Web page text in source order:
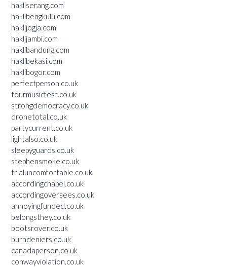
hakliserang.com
haklibengkulu.com
haklijogja.com
haklijambi.com
haklibandung.com
haklibekasi.com
haklibogor.com
perfectperson.co.uk
tourmusicfest.co.uk
strongdemocracy.co.uk
dronetotal.co.uk
partycurrent.co.uk
lightalso.co.uk
sleepyguards.co.uk
stephensmoke.co.uk
trialuncomfortable.co.uk
accordingchapel.co.uk
accordingoversees.co.uk
annoyingfunded.co.uk
belongsthey.co.uk
bootsrover.co.uk
burndeniers.co.uk
canadaperson.co.uk
conwayviolation.co.uk